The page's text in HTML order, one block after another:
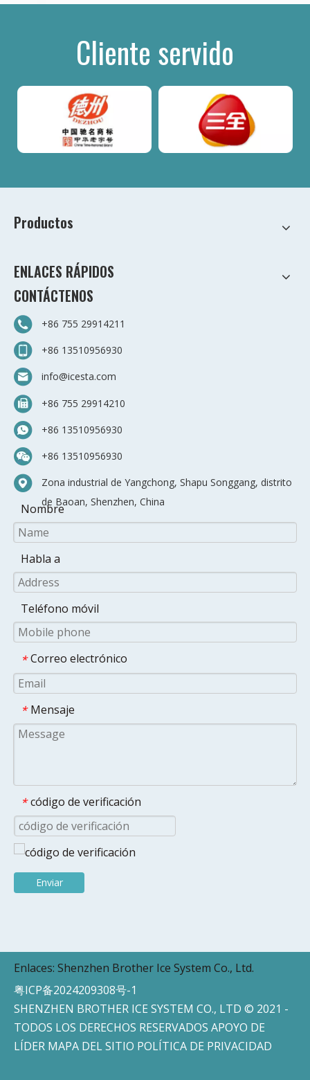
Cliente servido
Productos
ENLACES RÁPIDOS
CONTÁCTENOS
+86 755 29914211
+86 13510956930
info@icesta.com
+86 755 29914210
+86 13510956930
+86 13510956930
Zona industrial de Yangchong, Shapu Songgang, distrito
de Baoan, Shenzhen, China
Nombre
Habla a
Teléfono móvil
* Correo electrónico
* Mensaje
* código de verificación
Enviar
Enlaces: Shenzhen Brother Ice System Co., Ltd.
粤ICP备2024209308号-1
SHENZHEN BROTHER ICE SYSTEM CO., LTD © 2021 -
TODOS LOS DERECHOS RESERVADOS APOYO DE
LÍDER MAPA DEL SITIO POLÍTICA DE PRIVACIDAD